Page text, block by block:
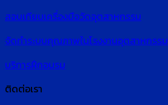
สอบเทียบเครื่องมือวัดอุตสาหกรรม
จัดทำระบบคุณภาพในโรงงานอุตสาหกรรม
บริการฝึกอบรม
ติดต่อเรา